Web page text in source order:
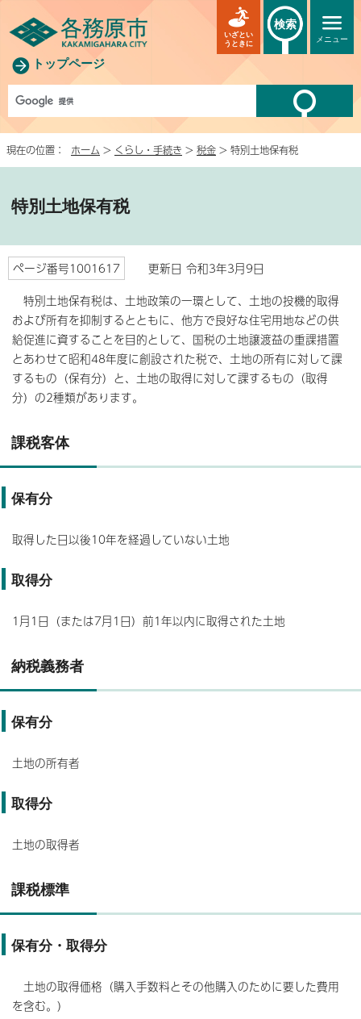
トップページ
メニュー
いざとい
うときに
検索
現在の位置： ホーム > くらし・手続き > 税金 > 特別土地保有税
特別土地保有税
ページ番号1001617
更新日 令和3年3月9日
特別土地保有税は、土地政策の一環として、土地の投機的取得
および所有を抑制するとともに、他方で良好な住宅用地などの供
給促進に資することを目的として、国税の土地譲渡益の重課措置
とあわせて昭和48年度に創設された税で、土地の所有に対して課
するもの（保有分）と、土地の取得に対して課するもの（取得
分）の2種類があります。
課税客体
保有分
取得した日以後10年を経過していない土地
取得分
1月1日（または7月1日）前1年以内に取得された土地
納税義務者
保有分
土地の所有者
取得分
土地の取得者
課税標準
保有分・取得分
土地の取得価格（購入手数料とその他購入のために要した費用
を含む。）